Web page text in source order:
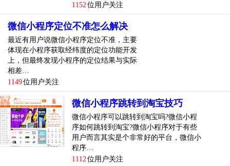
1152 位用户关注
微信小程序定位不准怎么解决
最近有用户说微信小程序定位不准，主要
体现在小程序获取经纬度的定位功能开发
上，但最终发现小程序的定位结果与实际
相差…
1149位用户关注
微信小程序跳转到淘宝技巧
微信小程序可以跳转到淘宝吗?微信小程
序如何跳转到淘宝?微信小程序对于有些
用户而言其实是个非常好的平台，微信小
程序…
1112 位用户关注